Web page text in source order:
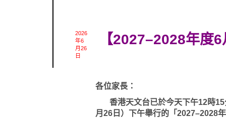
2026
年6
月26
日
【2027–2028年度
各位家長：
香港天文台已於今天下午12時15
月26日）下午舉行的「2027–2028